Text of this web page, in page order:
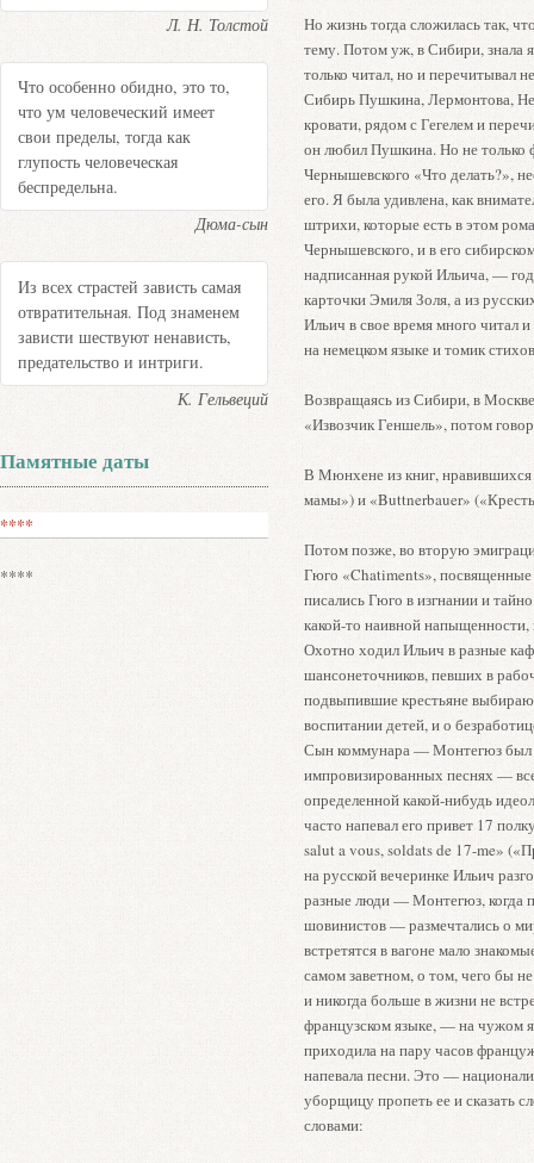
Но жизнь тогда сложилась так,
тему. Потом уж, в Сибири, знала
только читал, но и перечитывал
Сибирь Пушкина, Лермонтова,
кровати, рядом с Гегелем и
он любил Пушкина. Но не
Чернышевского «Что делать?»,
его. Я была удивлена, как
штрихи, которые есть в этом
Чернышевского, и в его
надписанная рукой Ильича, —
карточки Эмиля Золя, а из
Ильич в свое время много читал
на немецком языке и томик
Возвращаясь из Сибири, в
«Извозчик Геншель», потом
В Мюнхене из книг,
мамы») и «Buttnerbauer»
Потом позже, во вторую
Гюго «Chatiments», посвященные
писались Гюго в изгнании и
какой-то наивной напыщенности,
Охотно ходил Ильич в разные
шансонеточников, певших в
подвыпившие крестьяне
воспитании детей, и о
Сын коммунара — Монтегюз был
импровизированных песнях —
определенной какой-нибудь
часто напевал его привет 17
salut a vous, soldats de 17-me»
на русской вечеринке Ильич
разные люди — Монтегюз, когда
шовинистов — размечтались о
встретятся в вагоне мало
самом заветном, о том, чего бы
и никогда больше в жизни не
французском языке, — на чужом
приходила на пару часов
напевала песни. Это —
уборщицу пропеть ее и сказать
словами:
Л. Н. Толстой
Что особенно обидно, это то,
что ум человеческий имеет
свои пределы, тогда как
глупость человеческая
беспредельна.
Дюма-сын
Из всех страстей зависть самая
отвратительная. Под знаменем
зависти шествуют ненависть,
предательство и интриги.
К. Гельвеций
Памятные даты
****
****